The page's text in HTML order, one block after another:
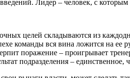
Лидер – человек, с
целей складываются из
команды вся вина ложится на ее
поражение – проигрывает
подразделения – единственное,